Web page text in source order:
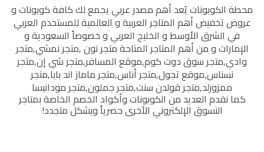
محطة الكوبوناتيُعد أهم مصدر عربي يجمع لك كافة كوبونات و
عروض تخفيض أهم المتاجر العربية و العالمية للمستخدم العربي
في الشرق الأوسط و الخليج العربي و خصوصاً السعودية و
الإمارات و من أهم المتاجر المتاحةمتجر نون,متجر نمشي,متجر
وادي,متجر سوق دوت كوم,موقع المسافر,متجر شي إن,متجر
نسناس,موقع تجول,متجر أناس,متجر ماماز اند بابا,متجر
ممزورلد,متجر قولدن سنت,متجر جملون,متجر مودانيسا
كما نقدم العديد من الكوبونات وأكواد الخصم الخاصة بمتاجر
التسوق الإلكتروني الأخرى حصرياً وبشكل متجدد!